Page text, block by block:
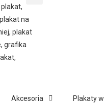
Akcesoria Plakaty